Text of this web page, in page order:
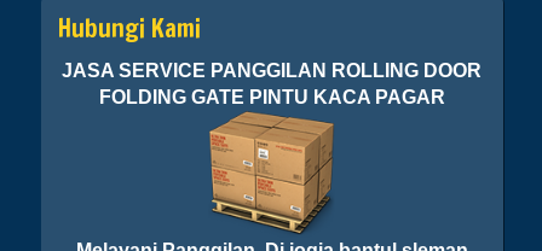
Hubungi Kami
JASA SERVICE PANGGILAN ROLLING DOOR
FOLDING GATE PINTU KACA PAGAR